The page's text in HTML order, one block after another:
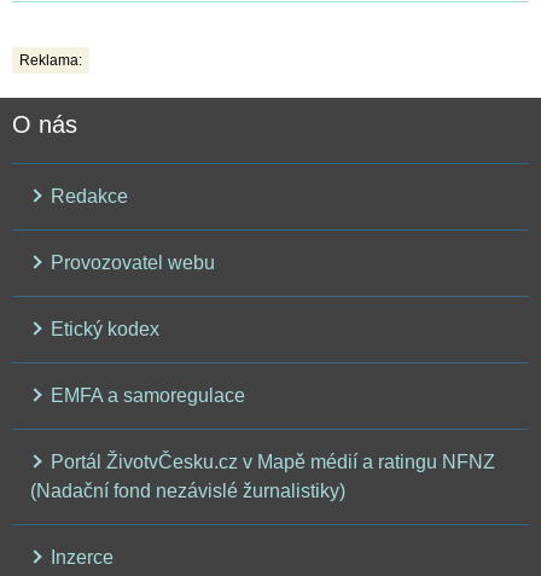
Reklama:
O nás
Redakce
Provozovatel webu
Etický kodex
EMFA a samoregulace
Portál ŽivotvČesku.cz v Mapě médií a ratingu NFNZ
(Nadační fond nezávislé žurnalistiky)
Inzerce